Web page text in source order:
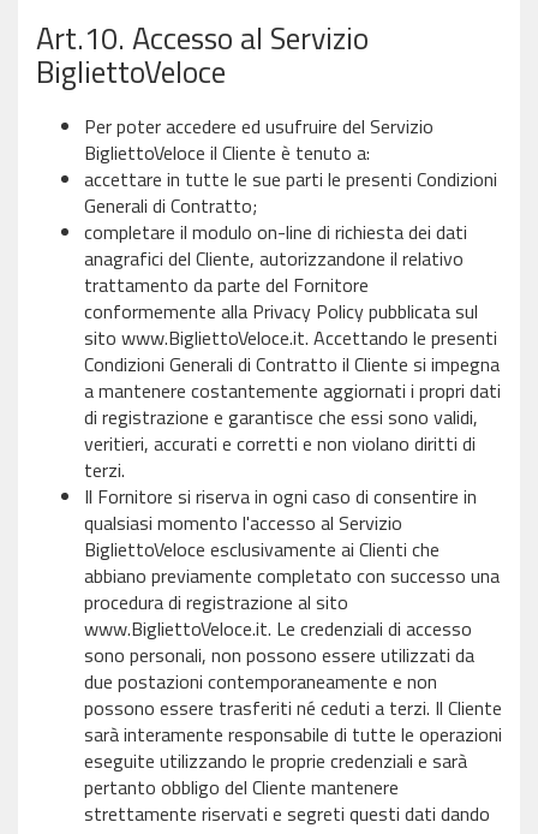
Art.10. Accesso al Servizio
BigliettoVeloce
Per poter accedere ed usufruire del Servizio
BigliettoVeloce il Cliente è tenuto a:
accettare in tutte le sue parti le presenti Condizioni
Generali di Contratto;
completare il modulo on-line di richiesta dei dati
anagrafici del Cliente, autorizzandone il relativo
trattamento da parte del Fornitore
conformemente alla Privacy Policy pubblicata sul
sito www.BigliettoVeloce.it. Accettando le presenti
Condizioni Generali di Contratto il Cliente si impegna
a mantenere costantemente aggiornati i propri dati
di registrazione e garantisce che essi sono validi,
veritieri, accurati e corretti e non violano diritti di
terzi.
Il Fornitore si riserva in ogni caso di consentire in
qualsiasi momento l'accesso al Servizio
BigliettoVeloce esclusivamente ai Clienti che
abbiano previamente completato con successo una
procedura di registrazione al sito
www.BigliettoVeloce.it. Le credenziali di accesso
sono personali, non possono essere utilizzati da
due postazioni contemporaneamente e non
possono essere trasferiti né ceduti a terzi. Il Cliente
sarà interamente responsabile di tutte le operazioni
eseguite utilizzando le proprie credenziali e sarà
pertanto obbligo del Cliente mantenere
strettamente riservati e segreti questi dati dando